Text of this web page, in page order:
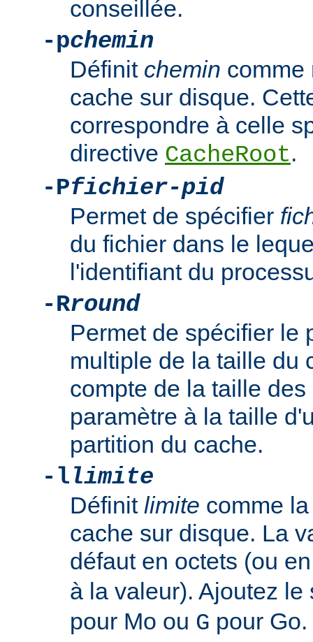
conseillée.
-pchemin
Définit chemin comme
cache sur disque.
correspondre à celle
directive CacheRoot.
-Pfichier-pid
Permet de spécifier
du fichier dans le
l'identifiant du
-Rround
Permet de spécifier le
multiple de la taille du
compte de la taille
paramètre à la taille
partition du cache.
-llimite
Définit limite comme
cache sur disque. La
défaut en octets (ou
à la valeur). Ajoutez
pour Mo ou G pour Go.